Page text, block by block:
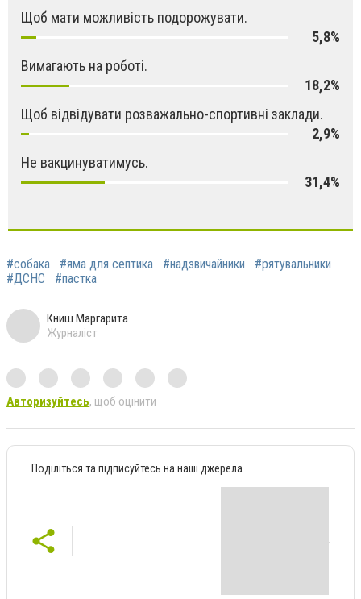
Щоб мати можливість подорожувати.
5,8%
Вимагають на роботі.
18,2%
Щоб відвідувати розважально-спортивні заклади.
2,9%
Не вакцинуватимусь.
31,4%
#собака #яма для септика #надзвичайники
#рятувальники
#ДСНС
#пастка
Книш Маргарита
Журналіст
Авторизуйтесь, щоб оцінити
Поділіться та підписуйтесь на наші джерела